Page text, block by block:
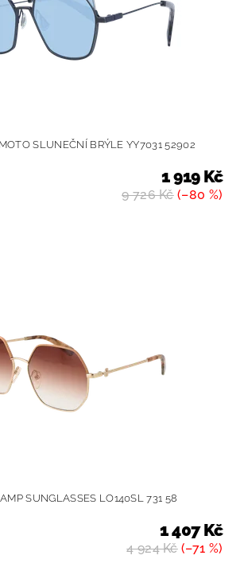
SLUNEČNÍ BRÝLE YY7031 52902
9 726 Kč(–80 %)
1 919 Kč
SUNGLASSES LO140SL 731 58
4 924 Kč(–71 %)
1 407 Kč